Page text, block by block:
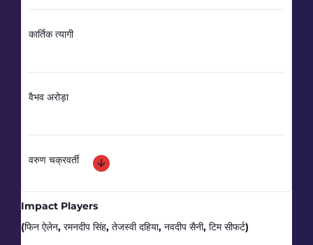
कार्तिक त्यागी
वैभव अरोड़ा
वरुण चक्रवर्ती
Impact Players
(फिन ऐलेन, रमनदीप सिंह, तेजस्वी दहिया, नवदीप सैनी, टिम सीफर्ट)